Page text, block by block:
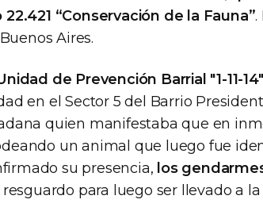
“Conservación de la Fauna”.
Aires.
de Prevención Barrial "1-11-14"
en el Sector 5 del Barrio
quien manifestaba que en
un animal que luego fue
su presencia, los
para luego ser llevado a